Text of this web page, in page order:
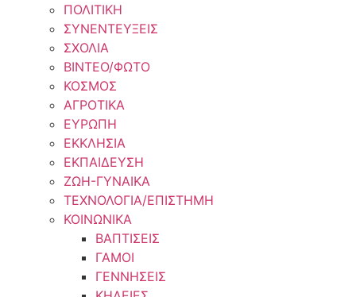
ΠΟΛΙΤΙΚΗ
ΣΥΝΕΝΤΕΥΞΕΙΣ
ΣΧΟΛΙΑ
ΒΙΝΤΕΟ/ΦΩΤΟ
ΚΟΣΜΟΣ
ΑΓΡΟΤΙΚΑ
ΕΥΡΩΠΗ
ΕΚΚΛΗΣΙΑ
ΕΚΠΑΙΔΕΥΣΗ
ΖΩΗ-ΓΥΝΑΙΚΑ
ΤΕΧΝΟΛΟΓΙΑ/ΕΠΙΣΤΗΜΗ
ΚΟΙΝΩΝΙΚΑ
ΒΑΠΤΙΣΕΙΣ
ΓΑΜΟΙ
ΓΕΝΝΗΣΕΙΣ